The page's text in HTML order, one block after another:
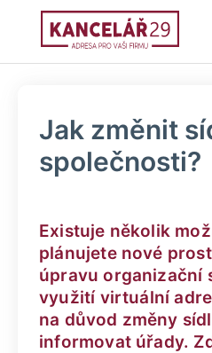
Jak změnit
společnosti?
Existuje několik
plánujete nové
úpravu organizační
využití virtuální
na důvod změny
informovat úřady.